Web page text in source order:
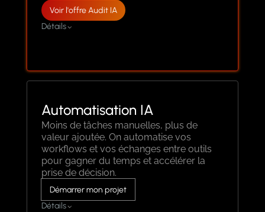
Voir l'offre Audit IA
Détails
Rapport + Feuille de route IA
Automatisation IA
Moins de tâches manuelles, plus de
valeur ajoutée. On automatise vos
workflows et vos échanges entre outils
pour gagner du temps et accélérer la
prise de décision.
Démarrer mon projet
Détails